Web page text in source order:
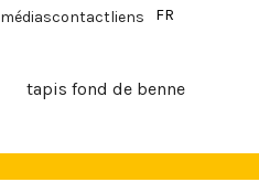
médiascontactliens FR
tapis fond de benne